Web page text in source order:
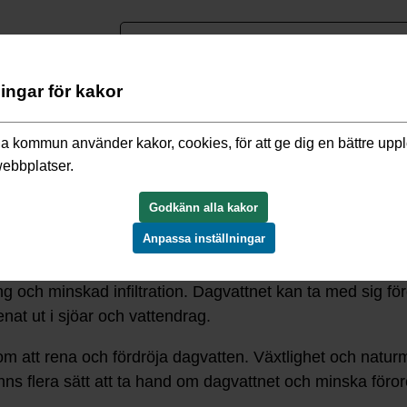
/Dagvatten
från tak, gator, parkeringsplatser och stenläggningar
och minskad infiltration. Dagvattnet kan ta med sig
ut i sjöar och vattendrag.
att rena och fördröja dagvatten. Växtlighet och
flera sätt att ta hand om dagvattnet och minska
för kakor
kommun använder kakor, cookies, för att ge dig en bättre
Godkänn alla kakor
Anpassa inställningar